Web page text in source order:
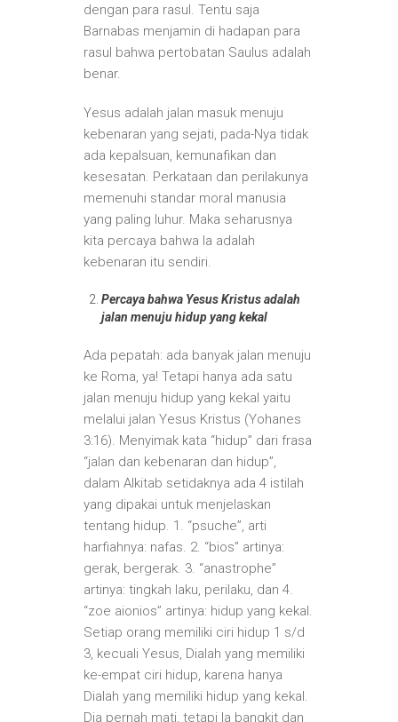
dengan para rasul. Tentu saja
Barnabas menjamin di hadapan para
rasul bahwa pertobatan Saulus adalah
benar.
Yesus adalah jalan masuk menuju
kebenaran yang sejati, pada-Nya tidak
ada kepalsuan, kemunafikan dan
kesesatan. Perkataan dan perilakunya
memenuhi standar moral manusia
yang paling luhur. Maka seharusnya
kita percaya bahwa Ia adalah
kebenaran itu sendiri.
Percaya bahwa Yesus Kristus adalah
jalan menuju hidup yang kekal
Ada pepatah: ada banyak jalan menuju
ke Roma, ya! Tetapi hanya ada satu
jalan menuju hidup yang kekal yaitu
melalui jalan Yesus Kristus (Yohanes
3:16). Menyimak kata “hidup” dari frasa
“jalan dan kebenaran dan hidup”,
dalam Alkitab setidaknya ada 4 istilah
yang dipakai untuk menjelaskan
tentang hidup. 1. “psuche”, arti
harfiahnya: nafas. 2. “bios” artinya:
gerak, bergerak. 3. “anastrophe”
artinya: tingkah laku, perilaku, dan 4.
“zoe aionios” artinya: hidup yang kekal.
Setiap orang memiliki ciri hidup 1 s/d
3, kecuali Yesus, Dialah yang memiliki
ke-empat ciri hidup, karena hanya
Dialah yang memiliki hidup yang kekal.
Dia pernah mati, tetapi Ia bangkit dan